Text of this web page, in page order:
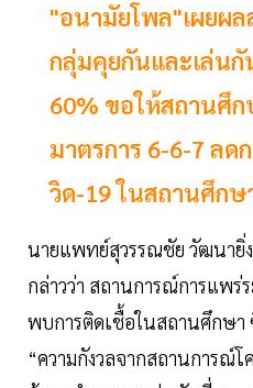
"อนามัยโพล"เผยผ
กลุ่มคุยกันและเล่นกั
60% ขอให้สถานศึ
มาตรการ 6-6-7 ลด
วิด-19 ในสถานศึกษ
นายแพทย์สุวรรณชัย วัฒนายิ่
กล่าวว่า สถานการณ์การแพร่
พบการติดเชื้อในสถานศึกษา
“ความกังวลจากสถานการณ์